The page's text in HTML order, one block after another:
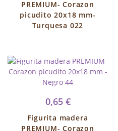
PREMIUM- Corazon
picudito 20x18 mm-
Turquesa 022
0,65 €
Figurita madera
PREMIUM- Corazon